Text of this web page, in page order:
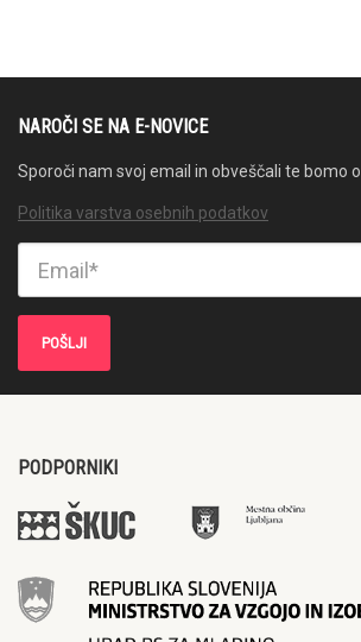
NAROČI SE NA E-NOVICE
Sporoči nam svoj email in obveščali te bomo
Politika varstva osebnih podatkov
PODPORNIKI